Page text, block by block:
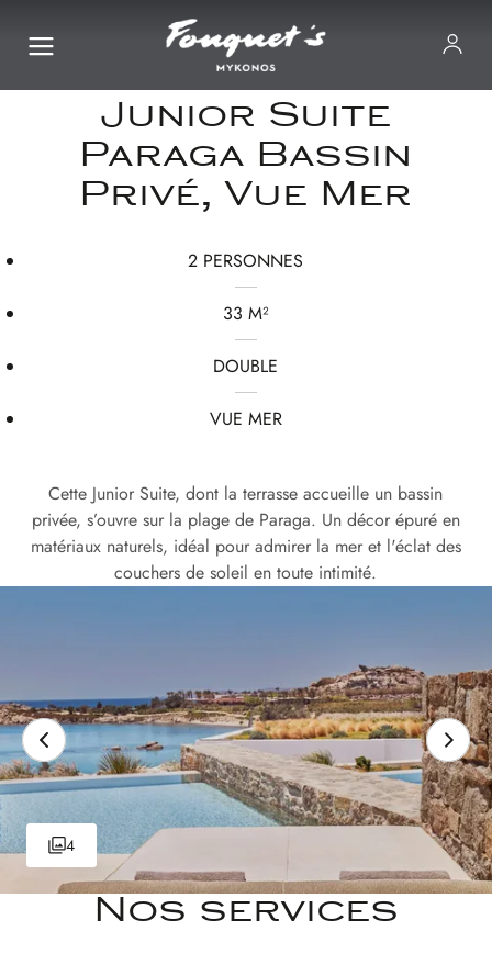
Junior Suite
Paraga Bassin
Privé, Vue Mer
2 PERSONNES
33 M²
DOUBLE
VUE MER
Cette Junior Suite, dont la terrasse accueille un bassin
privée, s’ouvre sur la plage de Paraga. Un décor épuré en
matériaux naturels, idéal pour admirer la mer et l'éclat des
couchers de soleil en toute intimité.
4
Nos services